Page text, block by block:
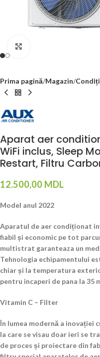
Prima pagină Magazin
Aparat aer
WiFi inclus, Sleep
Restart, Filtru
12.500,00 MDL
Model anul 2022
Aparatul de aer condiționat
fiabil și economic pe tot
multistrat garanteaza un
Tehnologia echipamentului
chiar și la temperatura
pentru incaperi de pana la 35
Vitamin C – Filter
În lumea modernă a inovației
la care se visau doar ieri se
de proces și proiectare din